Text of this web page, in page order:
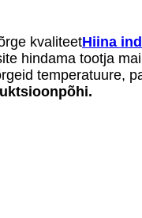
kvaliteetHiina
hindama tootja
temperatuure,